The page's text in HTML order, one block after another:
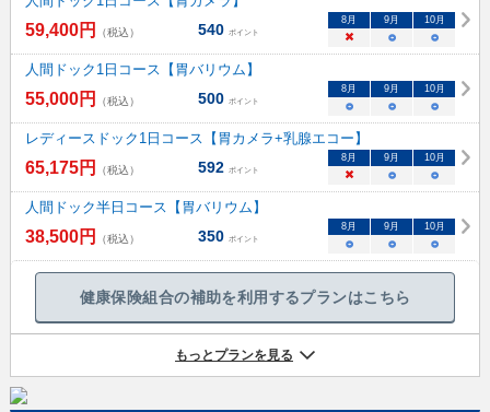
59,400円 （税込） 540 ポイント
8月 9月 10月
× ○ ○
人間ドック1日コース【胃バリウム】
55,000円 （税込） 500 ポイント
8月 9月 10月
○ ○ ○
レディースドック1日コース【胃カメラ+乳腺エコー】
65,175円 （税込） 592 ポイント
8月 9月 10月
× ○ ○
人間ドック半日コース【胃バリウム】
38,500円 （税込） 350 ポイント
8月 9月 10月
○ ○ ○
健康保険組合の補助を利用するプランはこちら
もっとプランを見る